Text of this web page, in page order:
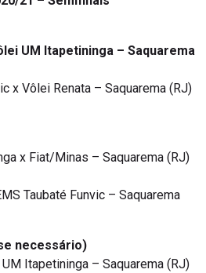
UM Itapetininga – Saquarema
x Vôlei Renata – Saquarema (RJ)
x Fiat/Minas – Saquarema (RJ)
Taubaté Funvic – Saquarema
necessário)
Itapetininga – Saquarema (RJ)